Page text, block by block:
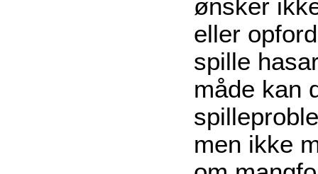
ønsker
eller
spille
måde kan
men ikke